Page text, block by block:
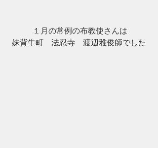
１月の常例の布教使さんは
妹背牛町　法忍寺　渡辺雅俊師でした